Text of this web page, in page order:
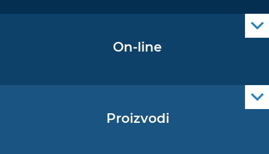
On-line
Proizvodi